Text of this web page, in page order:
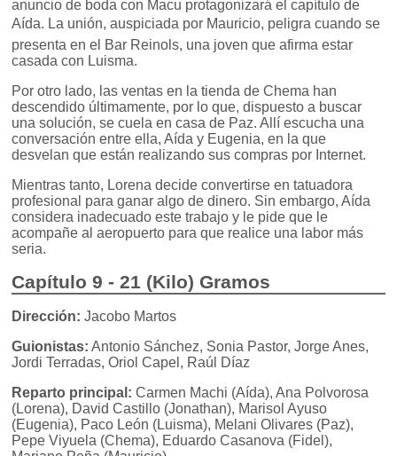
anuncio de boda con Macu protagonizará el capítulo de
Aída. La unión, auspiciada por Mauricio, peligra cuando se
presenta en el Bar Reinols, una joven que afirma estar
casada con Luisma.
Por otro lado, las ventas en la tienda de Chema han
descendido últimamente, por lo que, dispuesto a buscar
una solución, se cuela en casa de Paz. Allí escucha una
conversación entre ella, Aída y Eugenia, en la que
desvelan que están realizando sus compras por Internet.
Mientras tanto, Lorena decide convertirse en tatuadora
profesional para ganar algo de dinero. Sin embargo, Aída
considera inadecuado este trabajo y le pide que le
acompañe al aeropuerto para que realice una labor más
seria.
Capítulo 9 - 21 (Kilo) Gramos
Dirección: Jacobo Martos
Guionistas: Antonio Sánchez, Sonia Pastor, Jorge Anes,
Jordi Terradas, Oriol Capel, Raúl Díaz
Reparto principal: Carmen Machi (Aída), Ana Polvorosa
(Lorena), David Castillo (Jonathan), Marisol Ayuso
(Eugenia), Paco León (Luisma), Melani Olivares (Paz),
Pepe Viyuela (Chema), Eduardo Casanova (Fidel),